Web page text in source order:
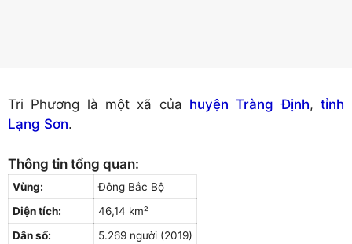
Tri Phương là một xã của huyện Tràng Định,tỉnh
Lạng Sơn.
Thông tin tổng quan:
Vùng:
Đông Bắc Bộ
Diện tích:
46,14 km²
Dân số:
5.269 người (2019)